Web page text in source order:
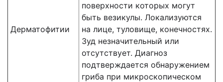
Дерматофитии
поверхности которых могут
быть везикулы. Локализуются
на лице, туловище, конечностях.
Зуд незначительный или
отсутствует. Диагноз
подтверждается обнаружением
гриба при микроскопическом